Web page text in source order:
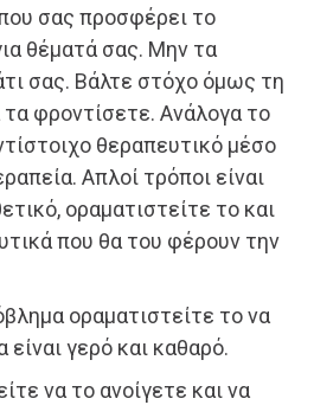
σας προσφέρει το
θέματά σας. Μην τα
σας. Βάλτε στόχο όμως τη
τα φροντίσετε. Ανάλογα το
θεραπευτικό μέσο
Απλοί τρόποι είναι
οραματιστείτε το και
που θα του φέρουν την
οραματιστείτε το να
είναι γερό και καθαρό.
να το ανοίγετε και να